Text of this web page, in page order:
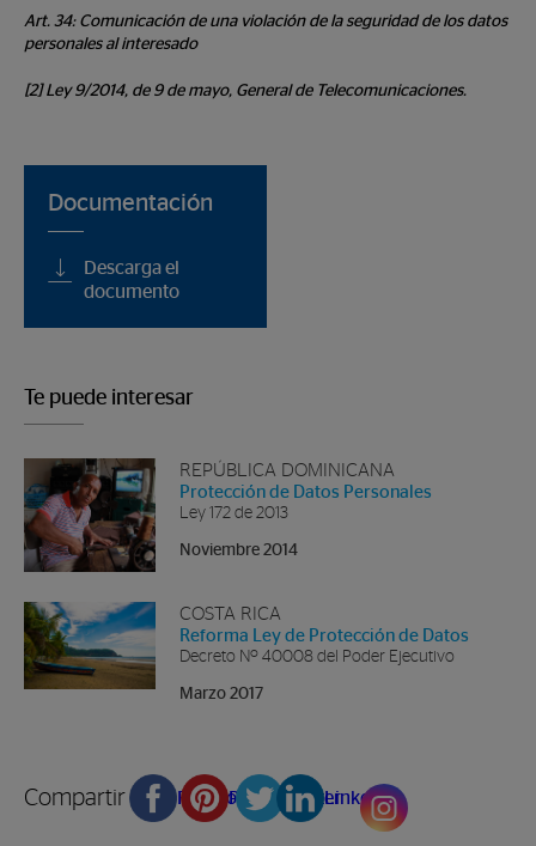
Art. 34: Comunicación de una violación de la seguridad de los datos
personales al interesado
[2] Ley 9/2014, de 9 de mayo, General de Telecomunicaciones.
Documentación
Descarga el
documento
Te puede interesar
REPÚBLICA DOMINICANA
Protección de Datos Personales
Ley 172 de 2013
Noviembre 2014
COSTA RICA
Reforma Ley de Protección de Datos
Decreto Nº 40008 del Poder Ejecutivo
Marzo 2017
Compartir en FacebookPinterestTwitterLinkedin